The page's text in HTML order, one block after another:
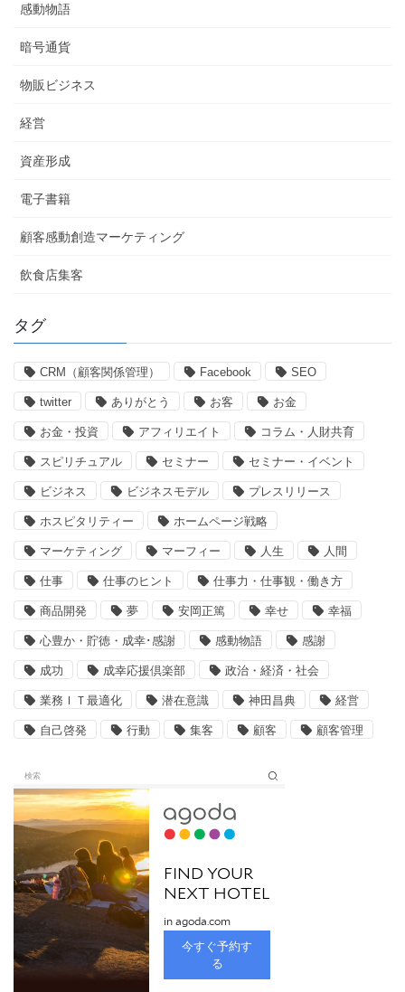
感動物語
暗号通貨
物販ビジネス
経営
資産形成
電子書籍
顧客感動創造マーケティング
飲食店集客
タグ
CRM（顧客関係管理） Facebook SEO
twitter ありがとう お客 お金
お金・投資 アフィリエイト コラム・人財共育
スピリチュアル セミナー セミナー・イベント
ビジネス ビジネスモデル プレスリリース
ホスピタリティー ホームページ戦略
マーケティング マーフィー 人生 人間
仕事 仕事のヒント 仕事力・仕事観・働き方
商品開発 夢 安岡正篤 幸せ 幸福
心豊か・貯徳・成幸･感謝 感動物語 感謝
成功 成幸応援倶楽部 政治・経済・社会
業務ＩＴ最適化 潜在意識 神田昌典 経営
自己啓発 行動 集客 顧客 顧客管理